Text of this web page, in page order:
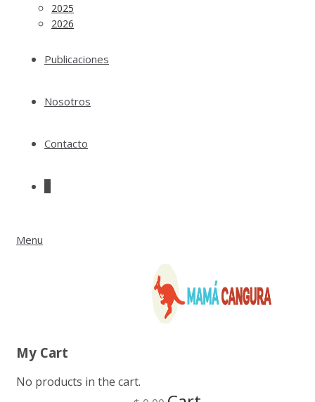
2025
2026
Publicaciones
Nosotros
Contacto
Menu
My Cart
No products in the cart.